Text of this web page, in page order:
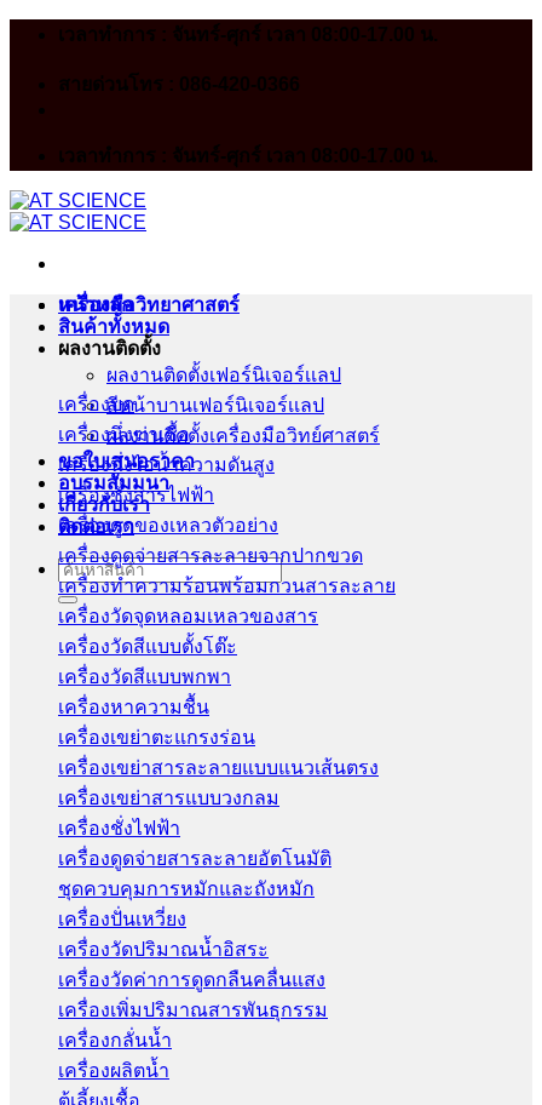
Skip
เวลาทำการ : จันทร์-ศุกร์ เวลา 08:00-17.00 น.
สายด่วนโทร : 086-420-0366
เวลาทำการ : จันทร์-ศุกร์ เวลา 08:00-17.00 น.
หน้าหลัก
สินค้าทั้งหมด
ผลงานติดตั้ง
ผลงานติดตั้งเฟอร์นิเจอร์เเลป
สีหน้าบานเฟอร์นิเจอร์เเลป
ผลงานติดตั้งเครื่องมือวิทย์ศาสตร์
ขอใบเสนอราคา
อบรมสัมมนา
เกี่ยวกับเรา
ติดต่อเรา
Search
for:
เครื่องมือวิทยาศาสตร์
เครื่องบด
เครื่องนึ่งฆ่าเชื้อ
เครื่องนึ่งไอน้ำความดันสูง
เครื่องชั่งสารไฟฟ้า
เครื่องดูดของเหลวตัวอย่าง
เครื่องดูดจ่ายสารละลายจากปากขวด
เครื่องทำความร้อนพร้อมกวนสารละลาย
เครื่องวัดจุดหลอมเหลวของสาร
เครื่องวัดสีแบบตั้งโต๊ะ
เครื่องวัดสีแบบพกพา
เครื่องหาความชื้น
เครื่องเขย่าตะแกรงร่อน
เครื่องเขย่าสารละลายแบบแนวเส้นตรง
เครื่องเขย่าสารแบบวงกลม
เครื่องชั่งไฟฟ้า
เครื่องดูดจ่ายสารละลายอัตโนมัติ
ชุดควบคุมการหมักและถังหมัก
เครื่องปั่นเหวี่ยง
เครื่องวัดปริมาณน้ำอิสระ
เครื่องวัดค่าการดูดกลืนคลื่นแสง
เครื่องเพิ่มปริมาณสารพันธุกรรม
เครื่องกลั่นน้ำ
เครื่องผลิตน้ำ
ตู้เลี้ยงเชื้อ